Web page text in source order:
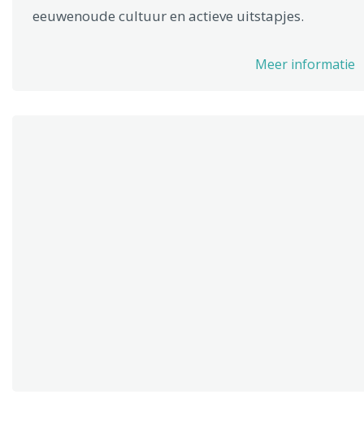
eeuwenoude cultuur en actieve uitstapjes.
Meer informatie